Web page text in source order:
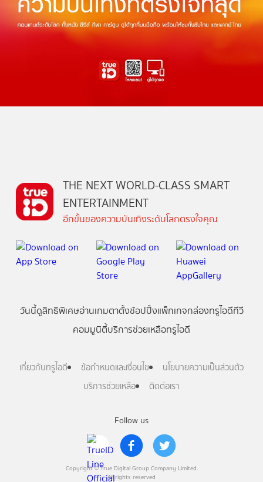
Follow us
Copyright © True Digital Group Company Limited.
All rights reserved
THE NEXT WORLD-CLASS SMART
ENTERTAINMENT
อีกขั้นของความบันเทิงระดับโลกตรงใจคุณ
วันนี้ดูสิทธิพิเศษอ่านเกมตาตั้งช้อปปิ้งแพ็กเกจกล่องทรูไอดีทีวี
คอมมูนิตี้บริการช่วยเหลือทรูไอดี
เกี่ยวกับทรูไอดี ข้อกำหนดและเงื่อนไข
นโยบายความเป็นส่วนตัว
บริการช่วยเหลือ
ติดต่อเรา